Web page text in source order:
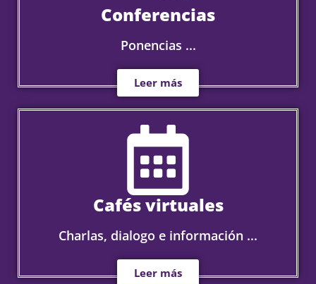
Conferencias
Ponencias ...
Leer más
Cafés virtuales
Charlas, dialogo e información ...
Leer más